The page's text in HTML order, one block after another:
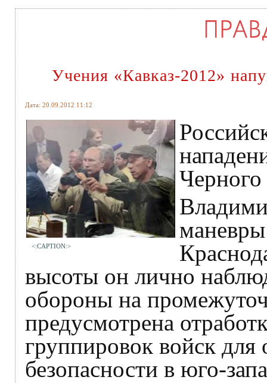
Учения «Кавказ-2012»
Дата: 20.09.2012 11:12
<:CAPTION:>
высоты он лично
обороны на
предусмотрена
группировок войск для
безопасности в юго-